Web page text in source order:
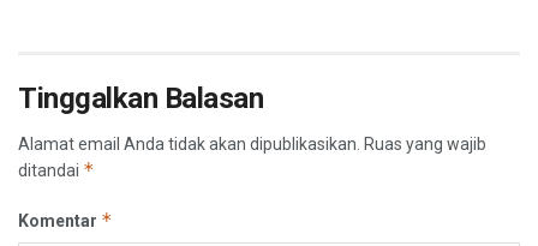
Tinggalkan Balasan
Alamat email Anda tidak akan dipublikasikan. Ruas yang wajib
ditandai *
Komentar *